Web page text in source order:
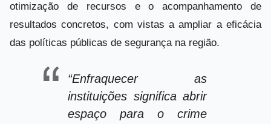
otimização de recursos e o acompanhamento de
resultados concretos, com vistas a ampliar a eficácia
das políticas públicas de segurança na região.
“Enfraquecer as
instituições significa abrir
espaço para o crime